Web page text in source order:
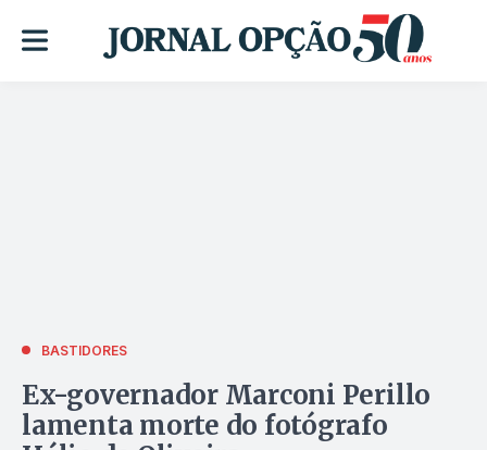
BASTIDORES
Ex-governador Marconi Perillo
lamenta morte do fotógrafo